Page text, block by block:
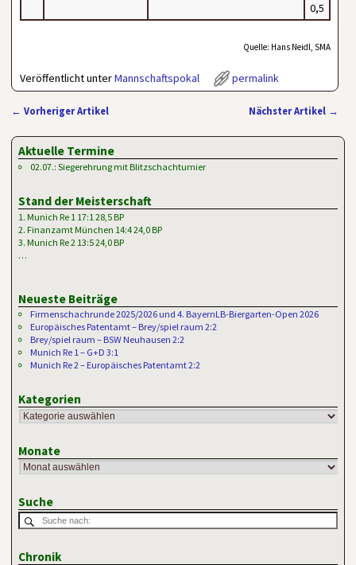
0,5
Quelle: Hans Neidl, SMA
Veröffentlicht unterMannschaftspokal permalink
← Vorheriger Artikel Nächster Artikel →
Aktuelle Termine
02.07.: Siegerehrung mit Blitzschachturnier
Stand der Meisterschaft
1. Munich Re 1 17:1 28,5 BP
2. Finanzamt München 14:4 24,0 BP
3. Munich Re 2 13:5 24,0 BP
…
Neueste Beiträge
Firmenschachrunde 2025/2026 und 4. BayernLB-Biergarten-Open 2026
Europäisches Patentamt – Brey/spiel raum 2:2
Brey/spiel raum – BSW Neuhausen 2:2
Munich Re 1 – G+D 3:1
Munich Re 2 – Europäisches Patentamt 2:2
Kategorien
Monate
Suche
Chronik